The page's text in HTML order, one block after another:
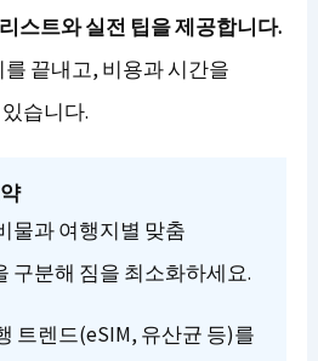
스트와 실전 팁을 제공합니다.
끝내고, 비용과 시간을
습니다.
물과 여행지별 맞춤
구분해 짐을 최소화하세요.
트렌드(eSIM, 유산균 등)를